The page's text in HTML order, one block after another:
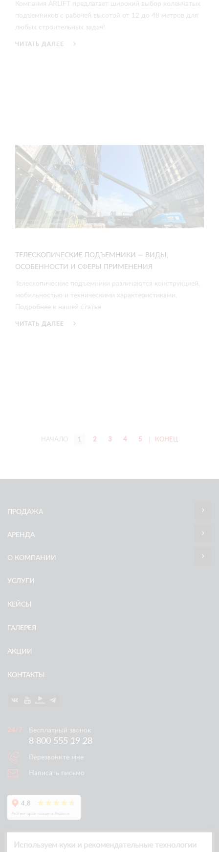
Компания ARLIFT предлагает широкий выбор коленчатых
подъемников с рабочей высотой от 12 до 48 метров для
любых строительных задач!
ЧИТАТЬ ДАЛЕЕ
ТЕЛЕСКОПИЧЕСКИЕ ПОДЪЕМНИКИ — ВИДЫ,
ОСОБЕННОСТИ И СФЕРЫ ПРИМЕНЕНИЯ
Телескопические подъемники различаются конструкцией,
мобильностью и техническими характеристиками.
Подробнее в нашей статье
ЧИТАТЬ ДАЛЕЕ
НАЧАЛО 1 2 3 4 5 КОНЕЦ
ПРОДАЖА
АРЕНДА
О КОМПАНИИ
УСЛУГИ
КЕЙСЫ
ГАЛЕРЕЯ
АКЦИИ
КОНТАКТЫ
Бесплатный звонок
8 800 555 19 28
Перезвоните мне
Написать письмо
Используем куки и рекомендательные технологии